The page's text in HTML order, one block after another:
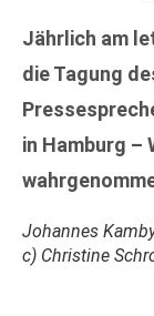
Jährlich am
die Tagung
in Hamburg –
Johannes
c) Christine